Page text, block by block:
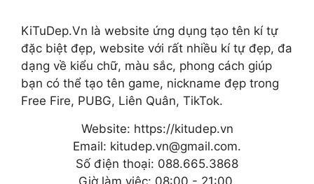
KiTuDep.Vn là website ứng dụng tạo tên kí tự
đặc biệt đẹp, website với rất nhiều kí tự đẹp, đa
dạng về kiểu chữ, màu sắc, phong cách giúp
bạn có thể tạo tên game, nickname đẹp trong
Free Fire, PUBG, Liên Quân, TikTok.
Website: https://kitudep.vn
Email: kitudep.vn@gmail.com.
Số điện thoại: 088.665.3868
Giờ làm việc: 08:00 - 21:00.